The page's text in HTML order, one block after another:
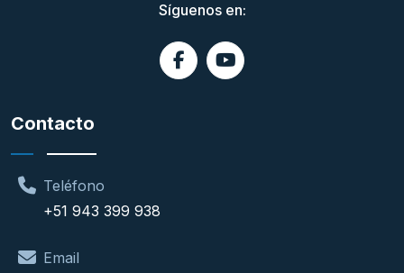
Contacto
Teléfono
+51 943 399 938
Email
Síguenos en: